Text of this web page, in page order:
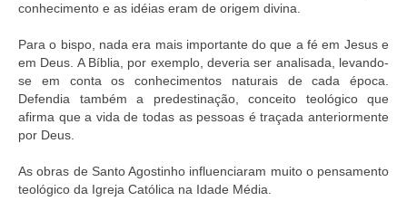
conhecimento e as idéias eram de origem divina.
Para o bispo, nada era mais importante do que a fé em Jesus e
em Deus. A Bíblia, por exemplo, deveria ser analisada, levando-
se em conta os conhecimentos naturais de cada época.
Defendia também a predestinação, conceito teológico que
afirma que a vida de todas as pessoas é traçada anteriormente
por Deus.
As obras de Santo Agostinho influenciaram muito o pensamento
teológico da Igreja Católica na Idade Média.